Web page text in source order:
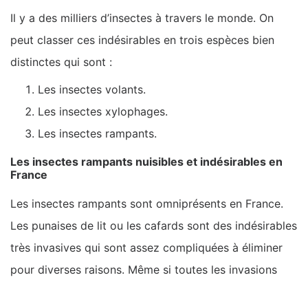
Il y a des milliers d’insectes à travers le monde. On
peut classer ces indésirables en trois espèces bien
distinctes qui sont :
Les insectes volants.
Les insectes xylophages.
Les insectes rampants.
Les insectes rampants nuisibles et indésirables en
France
Les insectes rampants sont omniprésents en France.
Les punaises de lit ou les cafards sont des indésirables
très invasives qui sont assez compliquées à éliminer
pour diverses raisons. Même si toutes les invasions